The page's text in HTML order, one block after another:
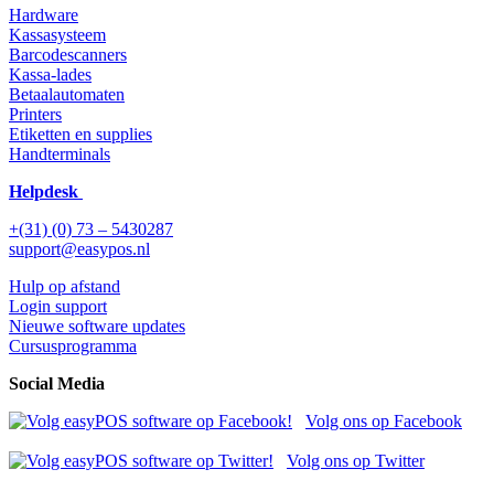
Hardware
Kassasysteem
Barcodescanners
Kassa-lades
Betaalautomaten
Printers
Etiketten en supplies
Handterminals
Helpdesk
+(31) (0) 73 – 5430287
support@easypos.nl
Hulp op afstand
Login support
Nieuwe software updates
Cursusprogramma
Social Media
Volg ons op Facebook
Volg ons op Twitter